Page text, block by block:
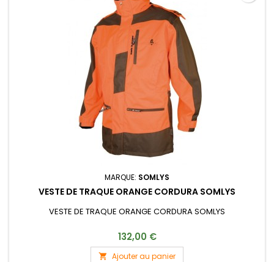
MARQUE: SOMLYS
VESTE DE TRAQUE ORANGE CORDURA SOMLYS
VESTE DE TRAQUE ORANGE CORDURA SOMLYS
132,00 €
 Ajouter au panier